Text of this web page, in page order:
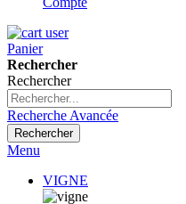
Panier
Rechercher
Rechercher
Recherche Avancée
Rechercher
Menu
VIGNE